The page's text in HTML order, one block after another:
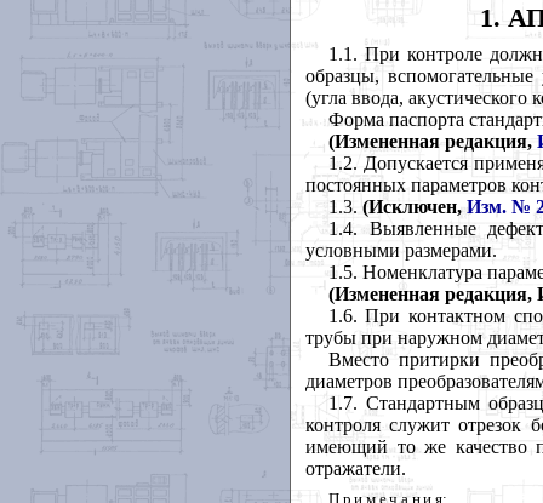
1.
1.1. При контроле
образцы,
(угла ввода, акустического
Форма паспорта
(Измененная редакция,
1.2. Допускается
постоянных параметров
1.3. (Исключен,Изм. №
1.4. Выявленные
условными размерами.
1.5. Номенклатура
(Измененная
1.6. При контактном
трубы при наружном
Вместо притирки
диаметров
1.7. Стандартным
контроля служит отрезок
имеющий то же качество
отражатели.
Примечани я: